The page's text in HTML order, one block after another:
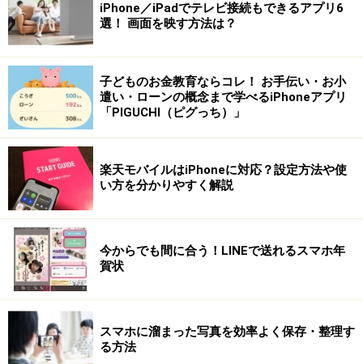
iPhone／iPadでテレビ接続もできるアプリ6
選！ 画面を映す方法は？
子どものお金教育ならコレ！ お手伝い・お小
遣い・ローンの概念まで学べるiPhoneアプリ
「PIGUCHI（ピグっち）」
楽天モバイルはiPhoneに対応？設定方法や使
い方を分かりやすく解説
今からでも間に合う！LINEで送れるスマホ年
賀状
スマホに溜まった写真を効率よく保存・整理す
る方法